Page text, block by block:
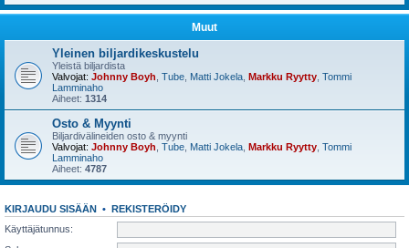
Muut
Yleinen biljardikeskustelu
Yleistä biljardista
Valvojat: Johnny Boyh Tube Matti Jokela Markku Ryytty Tommi
Lamminaho
Aiheet: 1314
Osto & Myynti
Biljardivälineiden osto & myynti
Valvojat: Johnny Boyh Tube Matti Jokela Markku Ryytty Tommi
Lamminaho
Aiheet: 4787
KIRJAUDU SISÄÄN • REKISTERÖIDY
Käyttäjätunnus: